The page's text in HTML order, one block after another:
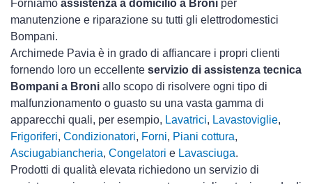
Forniamo assistenza a domicilio a Broni per
manutenzione e riparazione su tutti gli elettrodomestici
Bompani.
Archimede Pavia è in grado di affiancare i propri clienti
fornendo loro un eccellente servizio di assistenza tecnica
Bompani a Broni allo scopo di risolvere ogni tipo di
malfunzionamento o guasto su una vasta gamma di
apparecchi quali, per esempio, Lavatrici, Lavastoviglie,
Frigoriferi, Condizionatori, Forni, Piani cottura,
Asciugabiancheria, Congelatori e Lavasciuga.
Prodotti di qualità elevata richiedono un servizio di